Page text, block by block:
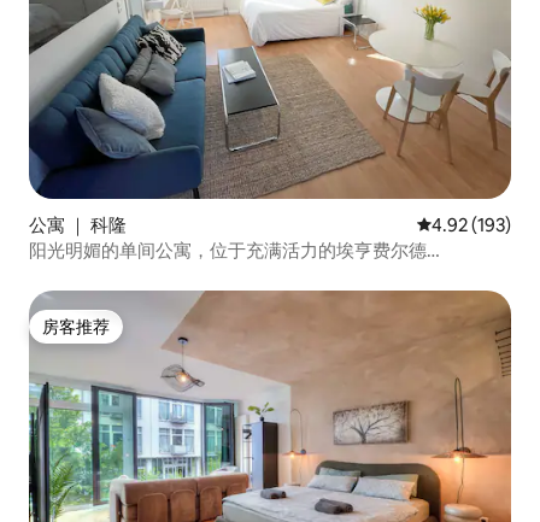
公寓 ｜ 科隆 平均评分 4.92
4.92 (193)
阳光明媚的单间公寓，位于充满活力的埃亨费尔德
房客推荐
房客推荐